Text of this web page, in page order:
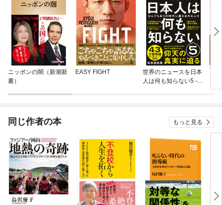
ニッポンの闇（新潮新
書）
EASY FIGHT
世界のニュースを日本
人は何も知らない5 -
同じ作者の本 もっと見る